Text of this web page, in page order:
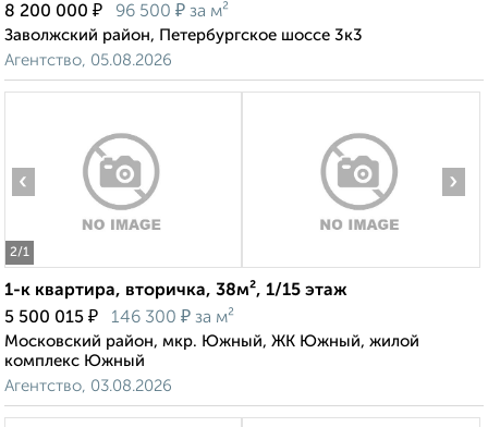
8 200 000 ₽ 96 500 ₽ за м²
Заволжский район, Петербургское шоссе 3к3
Агентство, 05.08.2026
2/1
‹ ›
1-к квартира, вторичка, 38м², 1/15 этаж
5 500 015 ₽ 146 300 ₽ за м²
Московский район, мкр. Южный, ЖК Южный, жилой
комплекс Южный
Агентство, 03.08.2026